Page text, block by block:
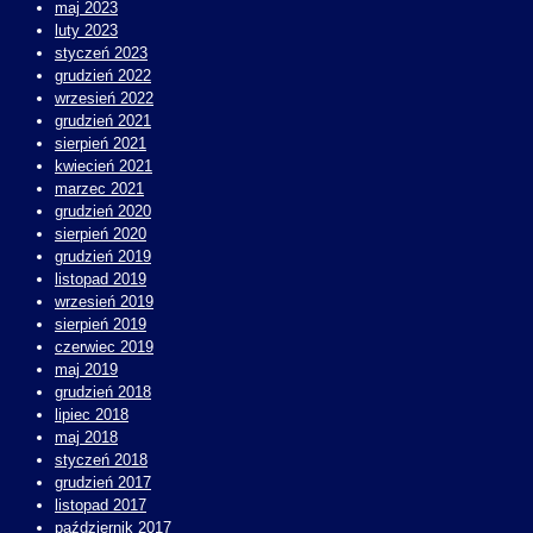
maj 2023
luty 2023
styczeń 2023
grudzień 2022
wrzesień 2022
grudzień 2021
sierpień 2021
kwiecień 2021
marzec 2021
grudzień 2020
sierpień 2020
grudzień 2019
listopad 2019
wrzesień 2019
sierpień 2019
czerwiec 2019
maj 2019
grudzień 2018
lipiec 2018
maj 2018
styczeń 2018
grudzień 2017
listopad 2017
październik 2017